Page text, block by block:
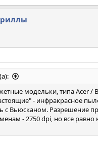
модельки, типа Acer /
- инфракрасное
с Вьюсканом. Разрешение
- 2750 dpi, но все равно